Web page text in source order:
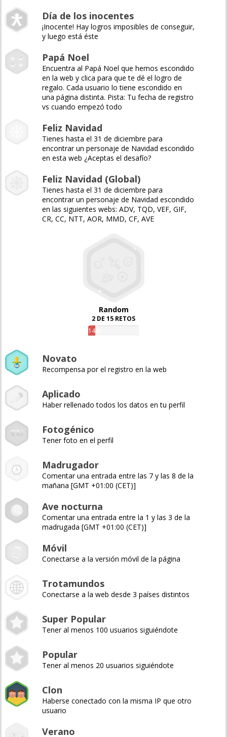
Día de los inocentes
¡Inocente! Hay logros imposibles de conseguir,
y luego está éste
Papá Noel
Encuentra al Papá Noel que hemos escondido
en la web y clica para que te dé el logro de
regalo. Cada usuario lo tiene escondido en
una página distinta. Pista: Tu fecha de registro
vs cuando empezó todo
Feliz Navidad
Tienes hasta el 31 de diciembre para
encontrar un personaje de Navidad escondido
en esta web ¿Aceptas el desafío?
Feliz Navidad (Global)
Tienes hasta el 31 de diciembre para
encontrar un personaje de Navidad escondido
en las siguientes webs: ADV, TQD, VEF, GIF,
CR, CC, NTT, AOR, MMD, CF, AVE
Random
2 DE 15 RETOS
14%
Novato
Recompensa por el registro en la web
Aplicado
Haber rellenado todos los datos en tu perfil
Fotogénico
Tener foto en el perfil
Madrugador
Comentar una entrada entre las 7 y las 8 de la
mañana [GMT +01:00 (CET)]
Ave nocturna
Comentar una entrada entre la 1 y las 3 de la
madrugada [GMT +01:00 (CET)]
Móvil
Conectarse a la versión móvil de la página
Trotamundos
Conectarse a la web desde 3 países distintos
Super Popular
Tener al menos 100 usuarios siguiéndote
Popular
Tener al menos 20 usuarios siguiéndote
Clon
Haberse conectado con la misma IP que otro
usuario
Verano